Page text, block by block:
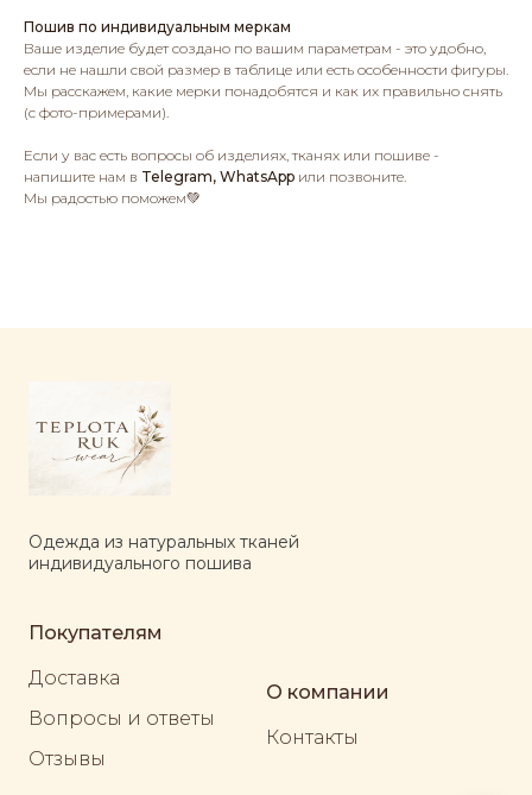
Пошив по индивидуальным меркам
Ваше изделие будет создано по вашим параметрам - это удобно,
если не нашли свой размер в таблице или есть особенности фигуры.
Мы расскажем, какие мерки понадобятся и как их правильно снять
(с фото-примерами).
Если у вас есть вопросы об изделиях, тканях или пошиве -
напишите нам в Telegram, WhatsApp или позвоните.
Мы радостью поможем💚
Одежда из натуральных тканей
индивидуального пошива
Покупателям
Доставка
Вопросы и ответы
Отзывы
О компании
Контакты